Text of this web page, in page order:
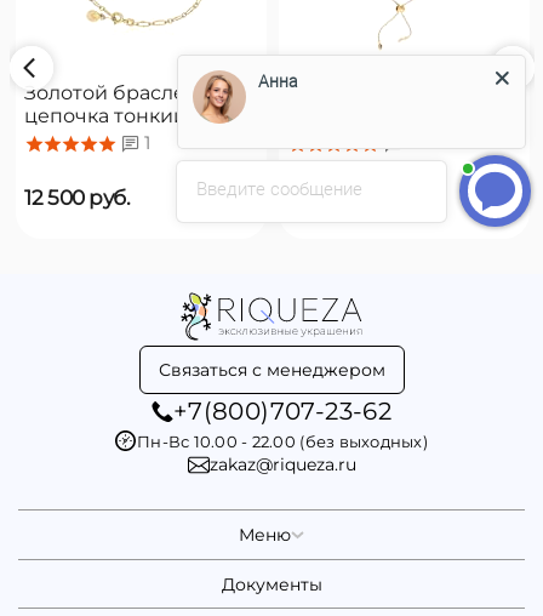
Золотой браслет
цепочка тонкий с
органическим
жемчугом Majorica
Cies
1
12 500 руб.
Золотой браслет
1
16 500руб.
Связаться с менеджером
+7(800)707-23-62
Пн-Вс 10.00 - 22.00 (без выходных)
zakaz@riqueza.ru
Меню
Документы
Введите сообщение
Анна